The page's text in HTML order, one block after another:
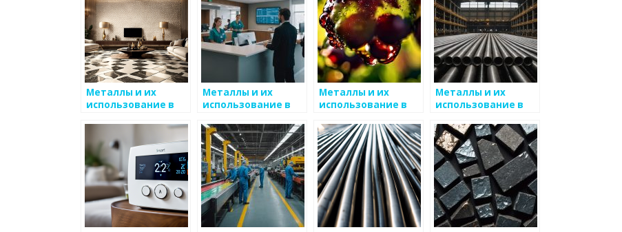
Металлы и их
использование в
Металлы и их
использование в
дизайне
интерьеров
Металлы и их
использование в
Металлы и их
использование в